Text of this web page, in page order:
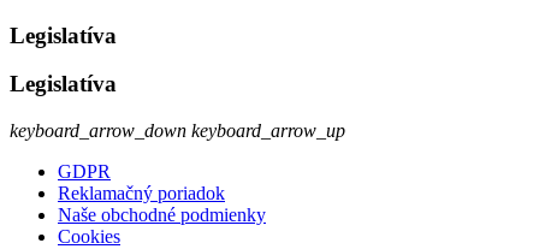
Legislatíva
Legislatíva
keyboard_arrow_down keyboard_arrow_up
GDPR
Reklamačný poriadok
Naše obchodné podmienky
Cookies